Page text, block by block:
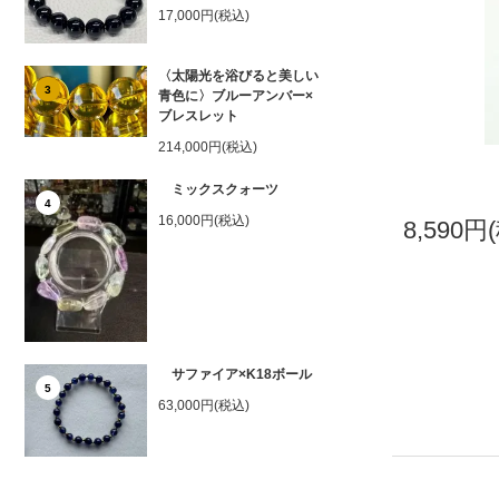
17,000円(税込)
3
〈太陽光を浴びると美しい
青色に〉ブルーアンバー×
ブレスレット
214,000円(税込)
4
ミックスクォーツ
16,000円(税込)
5
サファイア×K18ボール
63,000円(税込)
8,590円